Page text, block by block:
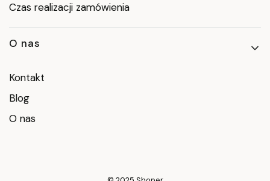
Czas realizacji zamówienia
O nas
Kontakt
Blog
O nas